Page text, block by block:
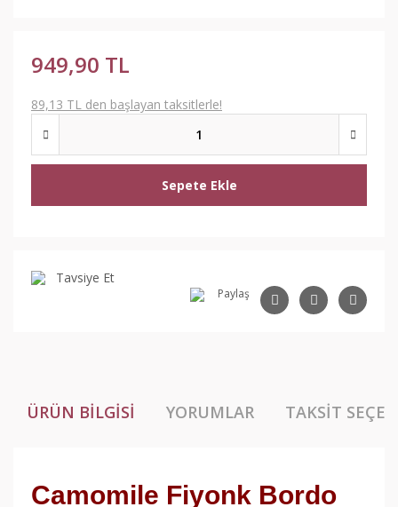
949,90 TL
89,13 TL den başlayan taksitlerle!
Sepete Ekle
Tavsiye Et
Paylaş
ÜRÜN BILGISI YORUMLAR TAKSIT
Camomile Fiyonk Bordo